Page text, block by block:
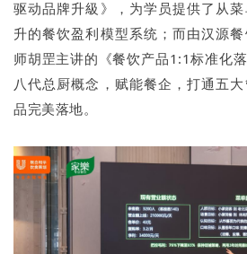
驱动品牌升級》，为学员提供了从
升的餐饮盈利模型系统；而由汉源
师胡罡主讲的《餐饮产品1:1标准化
八代总厨概念，赋能餐企，打通五
品完美落地。